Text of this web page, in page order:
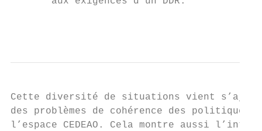
Cette diversité de situations vient
des problèmes de cohérence des
l’espace CEDEAO. Cela montre aussi